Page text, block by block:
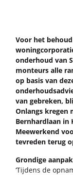
Voor het
on­der­houd van
mon­teurs alle
op basis van
van ge­bre­ken,
On­langs kre­gen
Bern­hard­laan in
Mee­wer­kend
te­vre­den terug
Gron­di­ge aan­pak
‘Tij­dens de